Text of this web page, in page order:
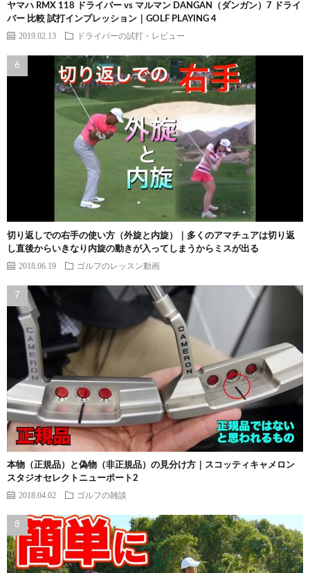
ヤマハ RMX 118 ドライバー vs マルマン DANGAN（ダンガン）7 ドライ
バー 比較 試打インプレッション｜GOLF PLAYING 4
2019.02.13 ドライバーの試打・レビュー
切り返しでの右手の使い方（外旋と内旋）｜多くのアマチュアは切り返
し直後からいきなり内旋の動きが入ってしまうからミスが出る
2018.06.19 ゴルフのレッスン動画
本物（正規品）と偽物（非正規品）の見分け方｜スコッティキャメロン
スタジオセレクトニューポート2
2018.04.02 ゴルフの雑談